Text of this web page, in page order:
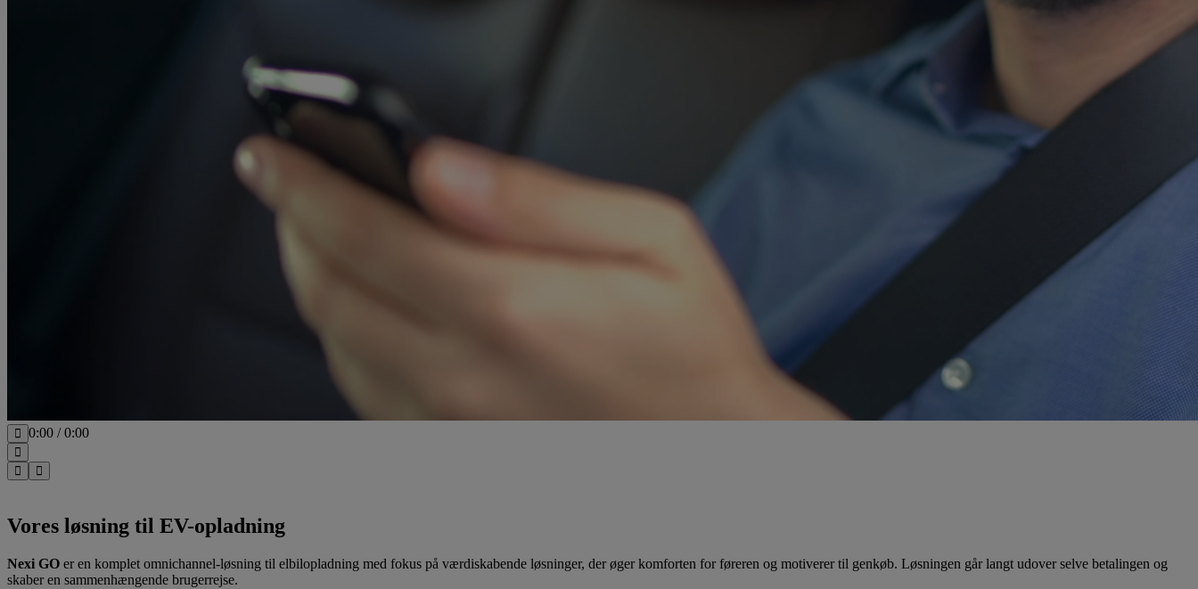
0:00 /0:00
Vores løsning til EV-opladning
Nexi GO er en komplet omnichannel-løsning til elbilopladning med fokus på værdiskabende løsninger, der øger komforten for føreren og motiverer til genkøb. Løsningen går langt udover selve betalingen og
skaber en sammenhængende brugerrejse.